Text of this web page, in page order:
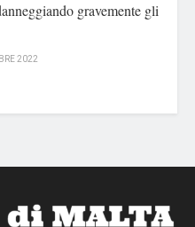
gravemente gli
2022